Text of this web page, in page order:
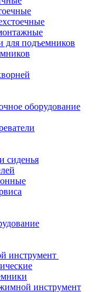
для подъемников
оборудование
сиденья
инструмент
инструмент